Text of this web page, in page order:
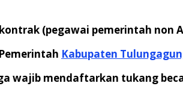
(pegawai pemerintah non
Kabupaten
wajib mendaftarkan tukang